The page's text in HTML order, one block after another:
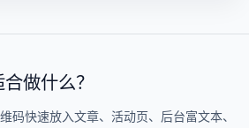
做什么？
码快速放入文章、活动页、后台富文本、